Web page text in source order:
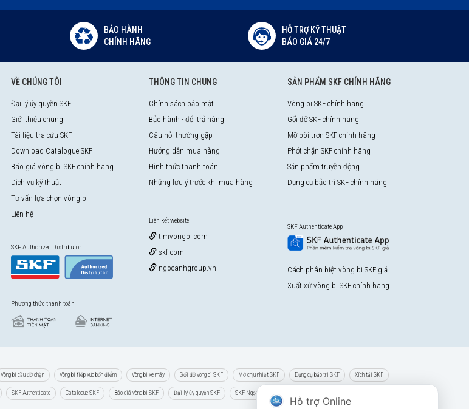
BẢO HÀNH
CHÍNH HÃNG
HỖ TRỢ KỸ THUẬT
BÁO GIÁ 24/7
VỀ CHÚNG TÔI
Đại lý ủy quyền SKF
Giới thiệu chung
Tài liệu tra cứu SKF
Download Catalogue SKF
Báo giá vòng bi SKF chính hãng
Dịch vụ kỹ thuật
Tư vấn lựa chọn vòng bi
Liên hệ
SKF Authorized Distributor
Phương thức thanh toán
THÔNG TIN CHUNG
Chính sách bảo mật
Bảo hành - đổi trả hàng
Câu hỏi thường gặp
Hướng dẫn mua hàng
Hình thức thanh toán
Những lưu ý trước khi mua hàng
Liên kết website
timvongbi.com
skf.com
ngocanhgroup.vn
SẢN PHẨM SKF CHÍNH HÃNG
Vòng bi SKF chính hãng
Gối đỡ SKF chính hãng
Mỡ bôi trơn SKF chính hãng
Phớt chặn SKF chính hãng
Sản phẩm truyền động
Dụng cụ bảo trì SKF chính hãng
SKF Authenticate App
Cách phân biệt vòng bi SKF giả
Xuất xứ vòng bi SKF chính hãng
Vòng bi cầu đỡ chặn Vòng bi tiếp xúc bốn điểm Vòng bi xe máy Gối đỡ vòng bi SKF Mỡ chịu nhiệt SKF Dụng cụ bảo trì SKF Xích tải SKF
SKF Authenticate Catalogue SKF Báo giá vòng bi SKF Đại lý ủy quyền SKF SKF Ngọc Anh
Hỗ trợ Online